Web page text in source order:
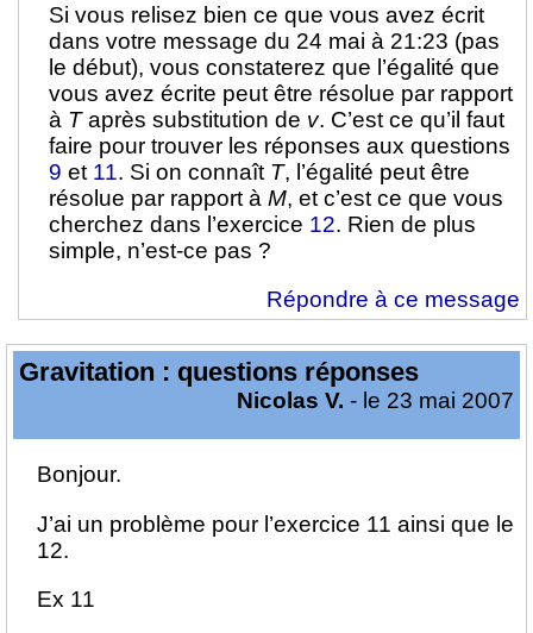
Si vous relisez bien ce que vous avez écrit
dans votre message du 24 mai à 21:23 (pas
le début), vous constaterez que l’égalité que
vous avez écrite peut être résolue par rapport
à Taprès substitution de v. C’est ce qu’il faut
faire pour trouver les réponses aux questions
9 et 11. Si on connaît T, l’égalité peut être
résolue par rapport à M, et c’est ce que vous
cherchez dans l’exercice 12. Rien de plus
simple, n’est-ce pas ?
Répondre à ce message
Gravitation : questions réponses
Nicolas V. - le 23 mai 2007
Bonjour.
J’ai un problème pour l’exercice 11 ainsi que le
12.
Ex 11